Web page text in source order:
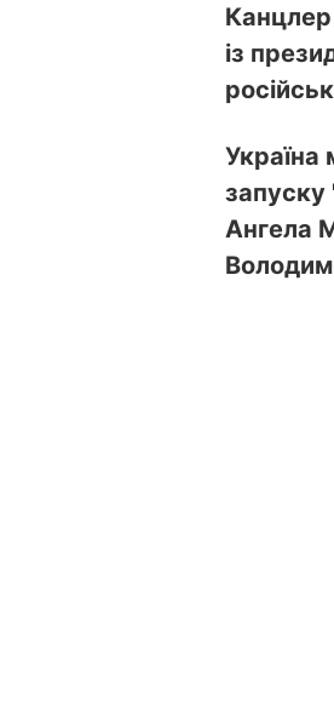
із
Україна
запуску
Ангела